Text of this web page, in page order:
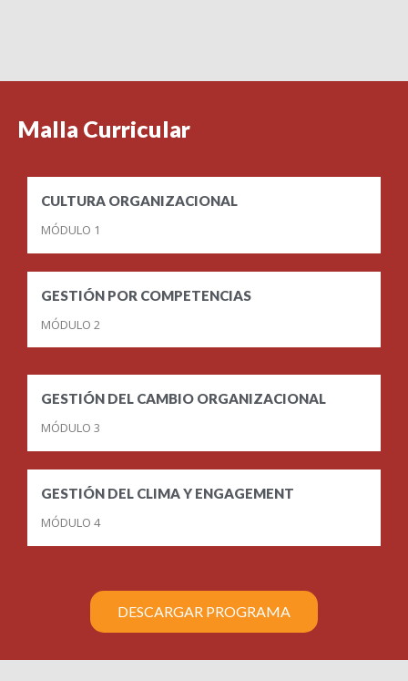
Malla Curricular
CULTURA ORGANIZACIONAL
MÓDULO 1
GESTIÓN POR COMPETENCIAS
MÓDULO 2
GESTIÓN DEL CAMBIO ORGANIZACIONAL
MÓDULO 3
GESTIÓN DEL CLIMA Y ENGAGEMENT
MÓDULO 4
DESCARGAR PROGRAMA